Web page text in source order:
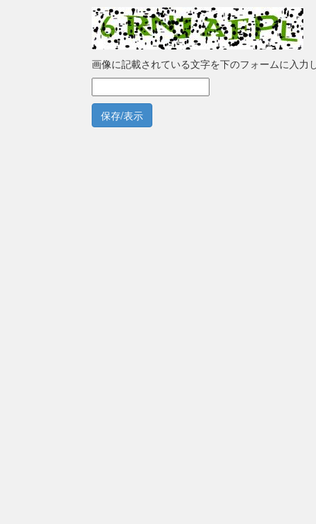
画像に記載されている文字を下のフォームに入力
保存/表示